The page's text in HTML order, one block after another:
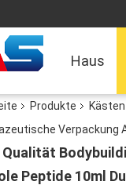
Haus
Produkte
Verpackung
Qualität
Peptide 10ml